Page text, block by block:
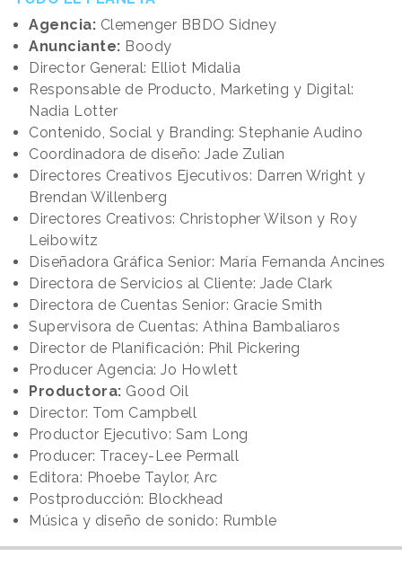
Agencia: Clemenger BBDO Sidney
Anunciante: Boody
Director General: Elliot Midalia
Responsable de Producto, Marketing y Digital:
Nadia Lotter
Contenido, Social y Branding: Stephanie Audino
Coordinadora de diseño: Jade Zulian
Directores Creativos Ejecutivos: Darren Wright y
Brendan Willenberg
Directores Creativos: Christopher Wilson y Roy
Leibowitz
Diseñadora Gráfica Senior: María Fernanda Ancines
Directora de Servicios al Cliente: Jade Clark
Directora de Cuentas Senior: Gracie Smith
Supervisora de Cuentas: Athina Bambaliaros
Director de Planificación: Phil Pickering
Producer Agencia: Jo Howlett
Productora: Good Oil
Director: Tom Campbell
Productor Ejecutivo: Sam Long
Producer: Tracey-Lee Permall
Editora: Phoebe Taylor, Arc
Postproducción: Blockhead
Música y diseño de sonido: Rumble